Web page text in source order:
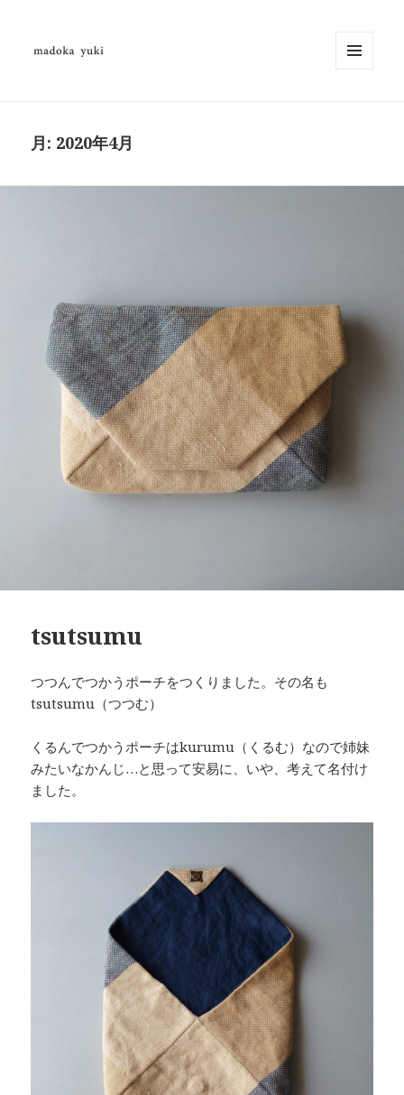
月: 2020年4月
tsutsumu
つつんでつかうポーチをつくりました。その名も
tsutsumu（つつむ）
くるんでつかうポーチはkurumu（くるむ）なので姉妹
みたいなかんじ…と思って安易に、いや、考えて名付け
ました。